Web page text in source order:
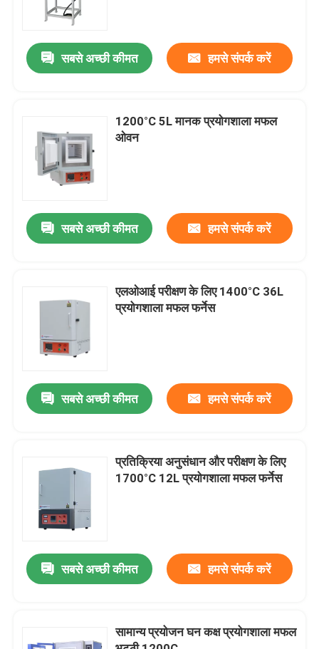
घर
कारखाने का दौरा
उद्धरण मांगें
Programtherm
उच्च तापमान मफल भट्ठी
सबसे अच्छी कीमत हमसे संपर्क करें
1200°C 5L मानक प्रयोगशाला मफल
ओवन
सबसे अच्छी कीमत हमसे संपर्क करें
एलओआई परीक्षण के लिए 1400°C 36L
प्रयोगशाला मफल फर्नेस
सबसे अच्छी कीमत हमसे संपर्क करें
प्रतिक्रिया अनुसंधान और परीक्षण के लिए
1700°C 12L प्रयोगशाला मफल फर्नेस
सबसे अच्छी कीमत हमसे संपर्क करें
सामान्य प्रयोजन घन कक्ष प्रयोगशाला मफल